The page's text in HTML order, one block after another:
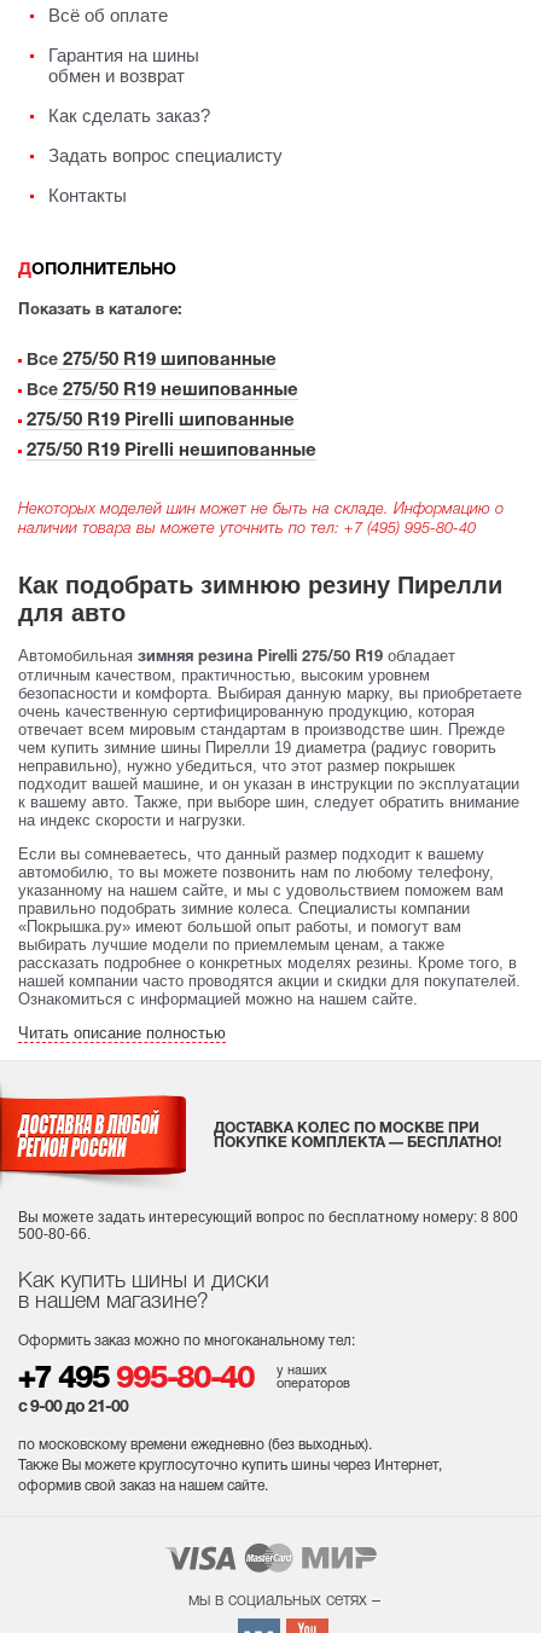
Всё об оплате
Гарантия на шины
обмен и возврат
Как сделать заказ?
Задать вопрос специалисту
Контакты
ДОПОЛНИТЕЛЬНО
Показать в каталоге:
Все 275/50 R19 шипованные
Все 275/50 R19 нешипованные
275/50 R19 Pirelli шипованные
275/50 R19 Pirelli нешипованные
Некоторых моделей шин может не быть на складе. Информацию о
наличии товара вы можете уточнить по тел: +7 (495) 995-80-40
Как подобрать зимнюю резину Пирелли
для авто
Автомобильная зимняя резина Pirelli 275/50 R19 обладает
отличным качеством, практичностью, высоким уровнем
безопасности и комфорта. Выбирая данную марку, вы приобретаете
очень качественную сертифицированную продукцию, которая
отвечает всем мировым стандартам в производстве шин. Прежде
чем купить зимние шины Пирелли 19 диаметра (радиус говорить
неправильно), нужно убедиться, что этот размер покрышек
подходит вашей машине, и он указан в инструкции по эксплуатации
к вашему авто. Также, при выборе шин, следует обратить внимание
на индекс скорости и нагрузки.
Если вы сомневаетесь, что данный размер подходит к вашему
автомобилю, то вы можете позвонить нам по любому телефону,
указанному на нашем сайте, и мы с удовольствием поможем вам
правильно подобрать зимние колеса. Специалисты компании
«Покрышка.ру» имеют большой опыт работы, и помогут вам
выбирать лучшие модели по приемлемым ценам, а также
рассказать подробнее о конкретных моделях резины. Кроме того, в
нашей компании часто проводятся акции и скидки для покупателей.
Ознакомиться с информацией можно на нашем сайте.
Читать описание полностью
Как купить шины и диски
в нашем магазине?
Оформить заказ можно по многоканальному тел:
+7 495 995-80-40
у наших
операторов
с 9-00 до 21-00
по московскому времени ежедневно (без выходных).
Также Вы можете круглосуточно купить шины через Интернет,
оформив свой заказ на нашем сайте.
ДОСТАВКА КОЛЕС ПО МОСКВЕ ПРИ
ПОКУПКЕ КОМПЛЕКТА — БЕСПЛАТНО!
Вы можете задать интересующий вопрос по бесплатному номеру: 8 800
500-80-66.
мы в социальных сетях –